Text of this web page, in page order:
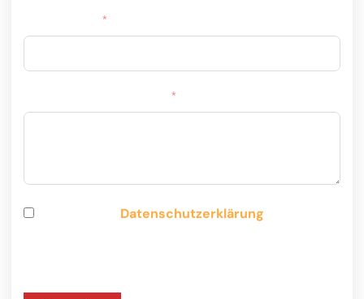
Datenschutzerklärung
Kenntnis genommen. Ich stimme zu, dass